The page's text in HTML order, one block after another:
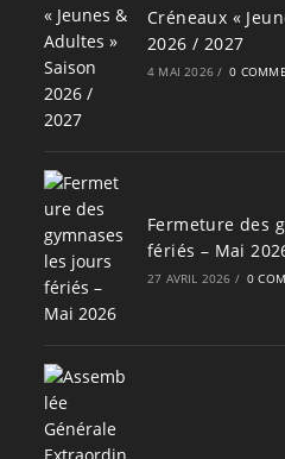
Créneaux «
2026 / 2027
4 MAI 2026 / 0
Fermeture des
fériés – Mai
27 AVRIL 2026 / 0